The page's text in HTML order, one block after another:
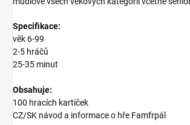
Specifikace:
věk 6-99
2-5 hráčů
25-35 minut
Obsahuje:
100 hracích kartiček
CZ/SK návod a informace o hře Famfrpál